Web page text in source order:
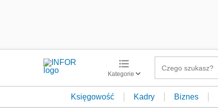
Kategorie
Księgowość Kadry Biznes